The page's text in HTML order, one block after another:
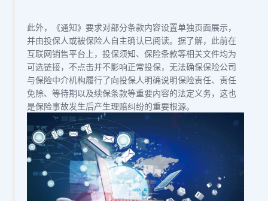
此外，《通知》要求对部分条款内容设置单独页面展示，
并由投保人或被保险人自主确认已阅读。据了解，此前在
互联网销售平台上，投保须知、保险条款等相关文件均为
可选链接，不点击并不影响正常投保，无法确保保险公司
与保险中介机构履行了向投保人明确说明保险责任、责任
免除、等待期以及续保条款等重要内容的法定义务，这也
是保险事故发生后产生理赔纠纷的重要根源。